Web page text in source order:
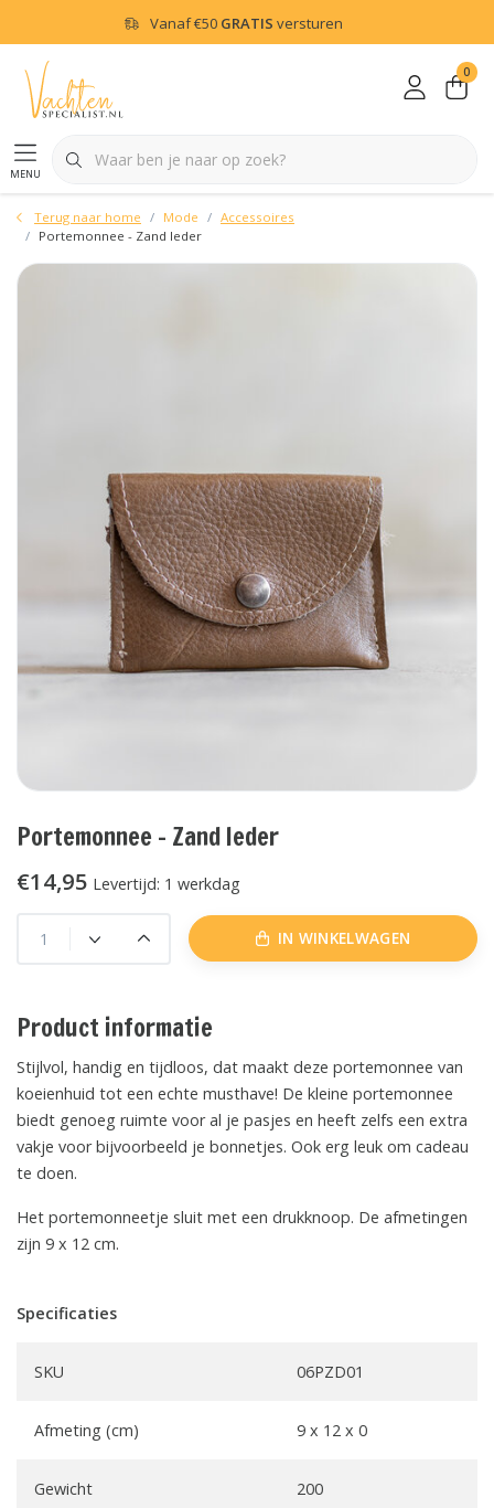
Vanaf€50 GRATIS versturen
menu
0
Terug naar home Mode
Accessoires
Portemonnee - Zand leder
Portemonnee - Zand leder
€14,95 Levertijd: 1 werkdag
IN WINKELWAGEN
Product informatie
Stijlvol, handig en tijdloos, dat maakt deze portemonnee van
koeienhuid tot een echte musthave! De kleine portemonnee
biedt genoeg ruimte voor al je pasjes en heeft zelfs een extra
vakje voor bijvoorbeeld je bonnetjes. Ook erg leuk om cadeau
te doen.
Het portemonneetje sluit met een drukknoop. De afmetingen
zijn 9 x 12 cm.
Specificaties
SKU 06PZD01
Afmeting (cm) 9 x 12 x 0
Gewicht 200